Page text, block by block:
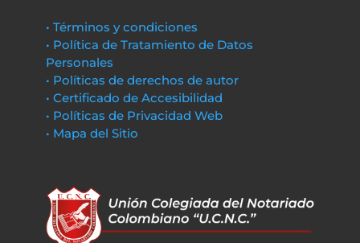
• Términos y condiciones
• Política de Tratamiento de Datos
Personales
• Políticas de derechos de autor
• Certificado de Accesibilidad
• Políticas de Privacidad Web
• Mapa del Sitio